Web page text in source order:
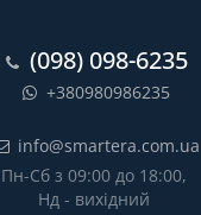
(098) 098-6235
+380980986235
info@smartera.com.ua
Пн-Сб з 09:00 до 18:00,
Нд - вихідний